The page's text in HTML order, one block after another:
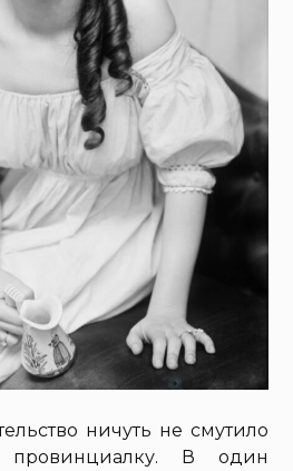
ничуть не смутило
провинциалку. В один